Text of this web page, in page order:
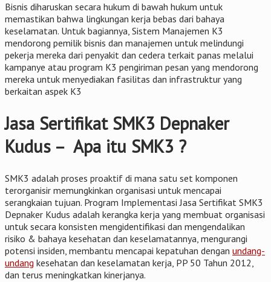
Bisnis diharuskan secara hukum di bawah hukum untuk
memastikan bahwa lingkungan kerja bebas dari bahaya
keselamatan. Untuk bagiannya, Sistem Manajemen K3
mendorong pemilik bisnis dan manajemen untuk melindungi
pekerja mereka dari penyakit dan cedera terkait panas melalui
kampanye atau program K3 pengiriman pesan yang mendorong
mereka untuk menyediakan fasilitas dan infrastruktur yang
berkaitan aspek K3
Jasa Sertifikat SMK3 Depnaker
Kudus – Apa itu SMK3 ?
SMK3 adalah proses proaktif di mana satu set komponen
terorganisir memungkinkan organisasi untuk mencapai
serangkaian tujuan. Program Implementasi Jasa Sertifikat SMK3
Depnaker Kudus adalah kerangka kerja yang membuat organisasi
untuk secara konsisten mengidentifikasi dan mengendalikan
risiko & bahaya kesehatan dan keselamatannya, mengurangi
potensi insiden, membantu mencapai kepatuhan dengan undang-
undang kesehatan dan keselamatan kerja, PP 50 Tahun 2012,
dan terus meningkatkan kinerjanya.